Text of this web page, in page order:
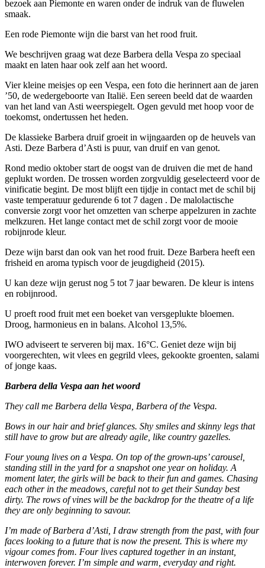
bezoek aan Piemonte en waren onder de indruk van de fluwelen
smaak.
Een rode Piemonte wijn die barst van het rood fruit.
We beschrijven graag wat deze Barbera della Vespa zo speciaal
maakt en laten haar ook zelf aan het woord.
Vier kleine meisjes op een Vespa, een foto die herinnert aan de jaren
’50, de wedergeboorte van Italië. Een sereen beeld dat de waarden
van het land van Asti weerspiegelt. Ogen gevuld met hoop voor de
toekomst, ondertussen het heden.
De klassieke Barbera druif groeit in wijngaarden op de heuvels van
Asti. Deze Barbera d’Asti is puur, van druif en van genot.
Rond medio oktober start de oogst van de druiven die met de hand
geplukt worden. De trossen worden zorgvuldig geselecteerd voor de
vinificatie begint. De most blijft een tijdje in contact met de schil bij
vaste temperatuur gedurende 6 tot 7 dagen . De malolactische
conversie zorgt voor het omzetten van scherpe appelzuren in zachte
melkzuren. Het lange contact met de schil zorgt voor de mooie
robijnrode kleur.
Deze wijn barst dan ook van het rood fruit. Deze Barbera heeft een
frisheid en aroma typisch voor de jeugdigheid (2015).
U kan deze wijn gerust nog 5 tot 7 jaar bewaren. De kleur is intens
en robijnrood.
U proeft rood fruit met een boeket van versgeplukte bloemen.
Droog, harmonieus en in balans. Alcohol 13,5%.
IWO adviseert te serveren bij max. 16°C. Geniet deze wijn bij
voorgerechten, wit vlees en gegrild vlees, gekookte groenten, salami
of jonge kaas.
Barbera della Vespa aan het woord
They call me Barbera della Vespa, Barbera of the Vespa.
Bows in our hair and brief glances. Shy smiles and skinny legs that
still have to grow but are already agile, like country gazelles.
Four young lives on a Vespa. On top of the grown-ups’ carousel,
standing still in the yard for a snapshot one year on holiday. A
moment later, the girls will be back to their fun and games. Chasing
each other in the meadows, careful not to get their Sunday best
dirty. The rows of vines will be the backdrop for the theatre of a life
they are only beginning to savour.
I’m made of Barbera d’Asti, I draw strength from the past, with four
faces looking to a future that is now the present. This is where my
vigour comes from. Four lives captured together in an instant,
interwoven forever. I’m simple and warm, everyday and right.